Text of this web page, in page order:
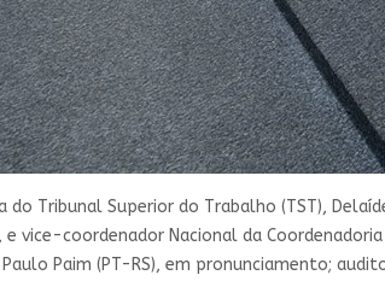
do Tribunal Superior do Trabalho (TST),
vice-coordenador Nacional da
Paulo Paim (PT-RS), em pronunciamento;